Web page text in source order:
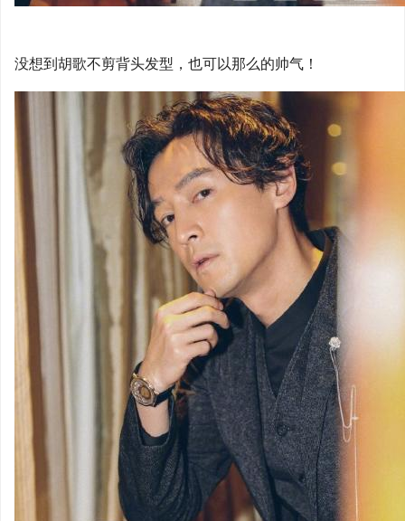
没想到胡歌不剪背头发型，也可以那么的帅气！